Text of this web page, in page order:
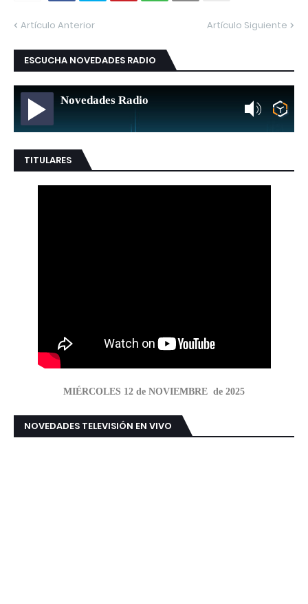
Artículo Anterior Artículo Siguiente
ESCUCHA NOVEDADES RADIO
Novedades Radio
TITULARES
MIÉRCOLES 12 de NOVIEMBRE de 2025
NOVEDADES TELEVISIÓN EN VIVO